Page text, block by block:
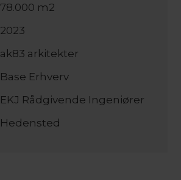
78.000 m2
2023
ak83 arkitekter
Base Erhverv
EKJ Rådgivende Ingeniører
Hedensted